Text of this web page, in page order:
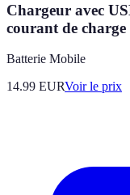
Chargeur avec
courant de
Batterie Mobile
14.99 EURVoir le prix